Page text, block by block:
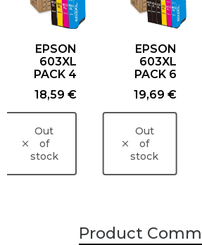
EPSON
603XL
PACK 4
Price
18,59 €
Out
of
stock
EPSON
603XL
PACK 6
Price
19,69 €
Out
of
stock
Product